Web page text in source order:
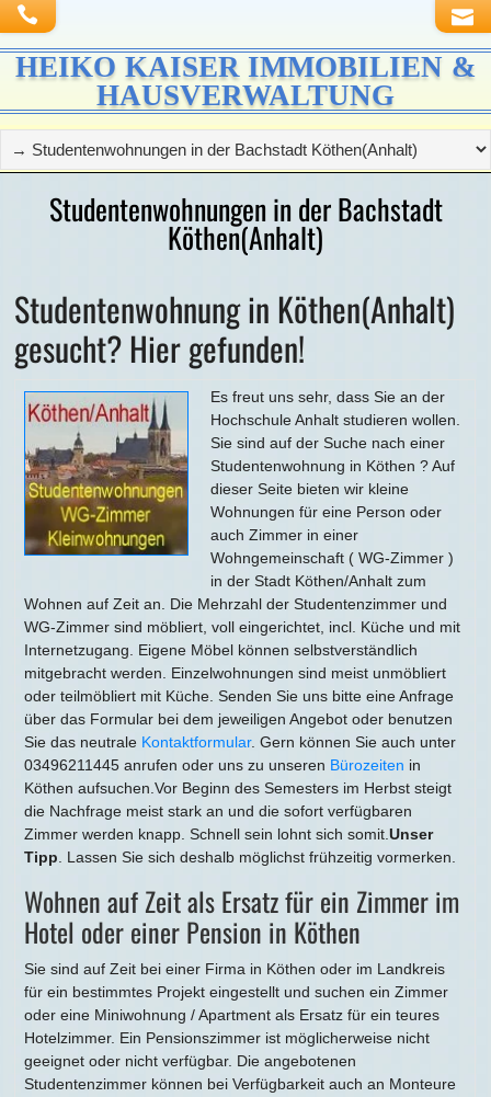
HEIKO KAISER IMMOBILIEN &
HAUSVERWALTUNG
Studentenwohnungen in der Bachstadt
Köthen(Anhalt)
Studentenwohnung in Köthen(Anhalt)
gesucht? Hier gefunden!
Es freut uns sehr, dass Sie an der
Hochschule Anhalt studieren wollen.
Sie sind auf der Suche nach einer
Studentenwohnung in Köthen ? Auf
dieser Seite bieten wir kleine
Wohnungen für eine Person oder
auch Zimmer in einer
Wohngemeinschaft ( WG-Zimmer )
in der Stadt Köthen/Anhalt zum
Wohnen auf Zeit an. Die Mehrzahl der Studentenzimmer und
WG-Zimmer sind möbliert, voll eingerichtet, incl. Küche und mit
Internetzugang. Eigene Möbel können selbstverständlich
mitgebracht werden. Einzelwohnungen sind meist unmöbliert
oder teilmöbliert mit Küche. Senden Sie uns bitte eine Anfrage
über das Formular bei dem jeweiligen Angebot oder benutzen
Sie das neutrale Kontaktformular. Gern können Sie auch unter
03496211445 anrufen oder uns zu unseren Bürozeiten in
Köthen aufsuchen.Vor Beginn des Semesters im Herbst steigt
die Nachfrage meist stark an und die sofort verfügbaren
Zimmer werden knapp. Schnell sein lohnt sich somit.Unser
Tipp . Lassen Sie sich deshalb möglichst frühzeitig vormerken.
Wohnen auf Zeit als Ersatz für ein Zimmer im
Hotel oder einer Pension in Köthen
Sie sind auf Zeit bei einer Firma in Köthen oder im Landkreis
für ein bestimmtes Projekt eingestellt und suchen ein Zimmer
oder eine Miniwohnung / Apartment als Ersatz für ein teures
Hotelzimmer. Ein Pensionszimmer ist möglicherweise nicht
geeignet oder nicht verfügbar. Die angebotenen
Studentenzimmer können bei Verfügbarkeit auch an Monteure